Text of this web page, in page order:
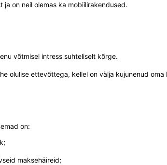
on neil olemas ka mobiilirakendused.
võtmisel intress suhteliselt kõrge.
olulise ettevõttega, kellel on välja kujunenud
on:
maksehäireid;